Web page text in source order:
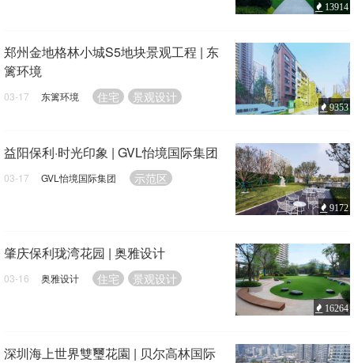
13914
郑州金地格林小城S5地块景观工程 | 东
篱环境
03-17 东篱环境 住宅 景观设计
9353
益阳保利·时光印象 | GVL怡境国际集团
03-17 GVL怡境国际集团 示范区
9172
肇庆保利珑湾花园 | 奥雅设计
03-16 奥雅设计 住宅 景观设计
16264
深圳海上世界雙璽花園 | 贝尔高林国际